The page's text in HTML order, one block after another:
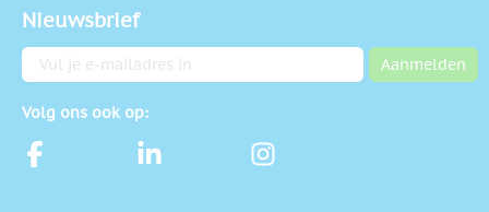
Nieuwsbrief
E-mailadres Aanmelden
Volg ons ook op: